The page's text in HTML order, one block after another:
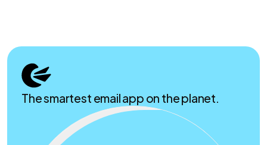
The smartest email app on the planet.